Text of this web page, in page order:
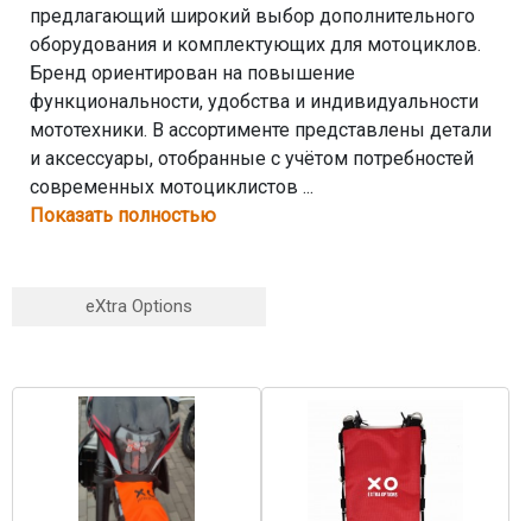
предлагающий широкий выбор дополнительного
оборудования и комплектующих для мотоциклов.
Бренд ориентирован на повышение
функциональности, удобства и индивидуальности
мототехники. В ассортименте представлены детали
и аксессуары, отобранные с учётом потребностей
современных мотоциклистов ...
Показать полностью
eXtra Options